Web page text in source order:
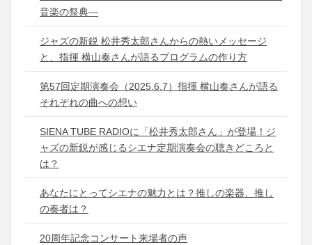
音楽の祭典―
ジャズの新鋭 松井秀太郎さんからの熱いメッセージ
と、指揮 横山奏さんが語るプログラムの作り方
第57回定期演奏会（2025.6.7）指揮 横山奏さんが語る
それぞれの曲への想い
SIENA TUBE RADIOに「松井秀太郎さん」が登場！ジ
ャズの新鋭が感じるシエナ定期演奏会の聴きどころと
は？
あなたにとってシエナの魅力とは？推しの楽器、推し
の奏者は？
20周年記念コンサート来場者の声